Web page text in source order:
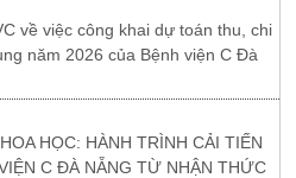
về việc công khai dự toán thu, chi
năm 2026 của Bệnh viện C Đà
HỌC: HÀNH TRÌNH CẢI TIẾN
C ĐÀ NẴNG TỪ NHẬN THỨC